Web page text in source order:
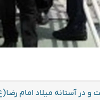
و در آستانه میلاد امام